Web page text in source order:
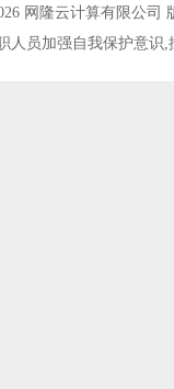
网隆云计算有限公司
人员加强自我保护意